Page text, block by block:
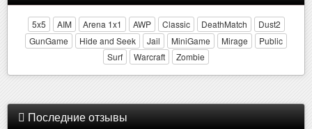
5x5 AIM Arena 1x1 AWP Classic DeathMatch
Dust2
GunGame
Hide and Seek Jail MiniGame Mirage
Public
Surf
Warcraft Zombie
Последние отзывы